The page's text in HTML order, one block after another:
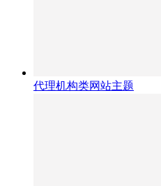
代理机构类网站主题